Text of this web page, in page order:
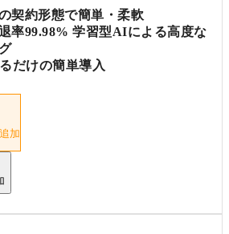
契約形態で簡単・柔軟
率99.98% 学習型AIによる高度な
だけの簡単導入
加